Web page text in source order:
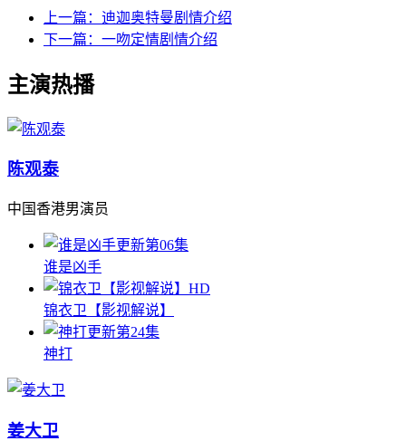
上一篇： 迪迦奥特曼剧情介绍
下一篇： 一吻定情剧情介绍
主演热播
陈观泰
中国香港男演员
更新第06集
谁是凶手
HD
锦衣卫【影视解说】
更新第24集
神打
姜大卫